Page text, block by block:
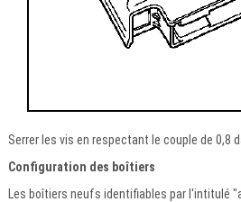
Serrer les vis en respectant le couple de 0,8
Configuration des boîtiers
Les boîtiers neufs identifiables par l'intitulé